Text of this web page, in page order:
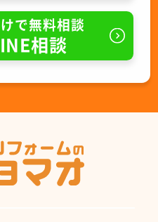
で無料相談
相談